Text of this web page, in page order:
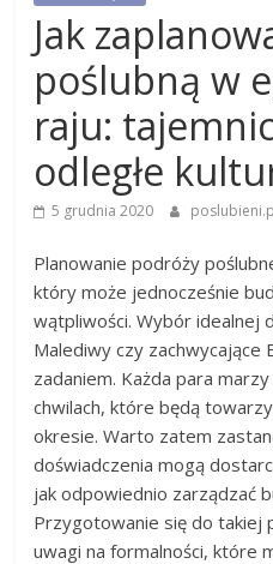
Jak
poślubną w
raju:
odległe
5 grudnia 2020
Planowanie podróży
który może jednocześnie
wątpliwości. Wybór idealnej
Malediwy czy zachwycające
zadaniem. Każda para
chwilach, które będą
okresie. Warto zatem
doświadczenia mogą
jak odpowiednio zarządzać
Przygotowanie się do takiej
uwagi na formalności, które